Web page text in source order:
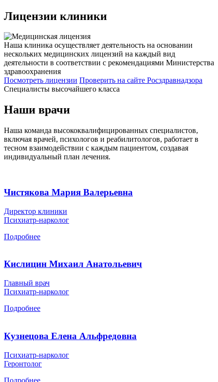
Лицензии клиники
Наша клиника осуществляет деятельность на основании
нескольких медицинских лицензий на каждый вид
деятельности в соответствии с рекомендациями Министерства
здравоохранения
Посмотреть лицензии Проверить на сайте Росздравнадзора
Специалисты высочайшего класса
Наши врачи
Наша команда высококвалифицированных специалистов,
включая врачей, психологов и реабилитологов, работает в
тесном взаимодействии с каждым пациентом, создавая
индивидуальный план лечения.
Чистякова Мария Валерьевна
Директор клиники
Психиатр-нарколог
Подробнее
Кислицин Михаил Анатольевич
Главный врач
Психиатр-нарколог
Подробнее
Кузнецова Елена Альфредовна
Психиатр-нарколог
Геронтолог
Подробнее